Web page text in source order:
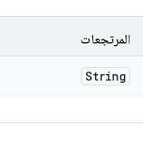
المرتجعات
String